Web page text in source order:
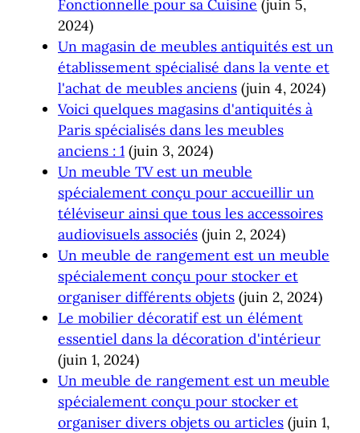
Fonctionnelle pour sa Cuisine (juin 5,
2024)
Un magasin de meubles antiquités est un
établissement spécialisé dans la vente et
l'achat de meubles anciens (juin 4, 2024)
Voici quelques magasins d'antiquités à
Paris spécialisés dans les meubles
anciens : 1 (juin 3, 2024)
Un meuble TV est un meuble
spécialement conçu pour accueillir un
téléviseur ainsi que tous les accessoires
audiovisuels associés (juin 2, 2024)
Un meuble de rangement est un meuble
spécialement conçu pour stocker et
organiser différents objets (juin 2, 2024)
Le mobilier décoratif est un élément
essentiel dans la décoration d'intérieur
(juin 1, 2024)
Un meuble de rangement est un meuble
spécialement conçu pour stocker et
organiser divers objets ou articles (juin 1,